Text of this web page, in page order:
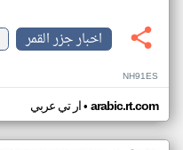
اخبار جزر القمر
NH91ES
ار تي عربي• arabic.rt.com